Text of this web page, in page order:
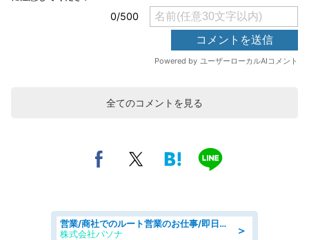
全てのコメントを見る
＞
営業/商社でのルート営業のお仕事/即日勤務可/車通勤可/営業
株式会社パソナ